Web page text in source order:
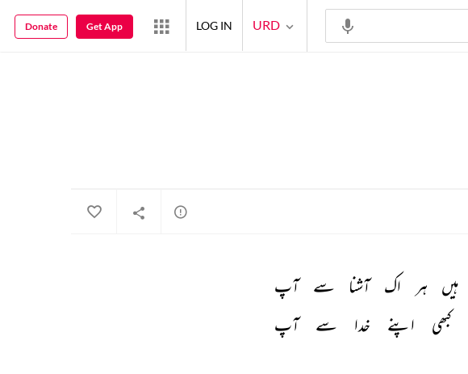
ہیں ہر اک آشنا سے
آپ
کبھی اپنے خدا سے آپ
URD
LOG IN
Get App
Donate